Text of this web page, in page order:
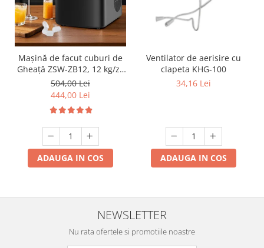
Mașină de facut cuburi de
Gheață ZSW-ZB12, 12 kg/zi,
Rezervor 1.2L, Panou Tactil,
Design Compact, Negru
504,00 Lei
444,00 Lei
ADAUGA IN COS
Ventilator de aerisire cu
clapeta KHG-100
34,16 Lei
ADAUGA IN COS
NEWSLETTER
Nu rata ofertele si promotiile noastre